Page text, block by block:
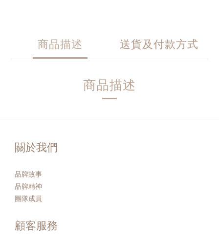
商品描述 送貨及付款方式
商品描述
關於我們
品牌故事
品牌精神
團隊成員
顧客服務